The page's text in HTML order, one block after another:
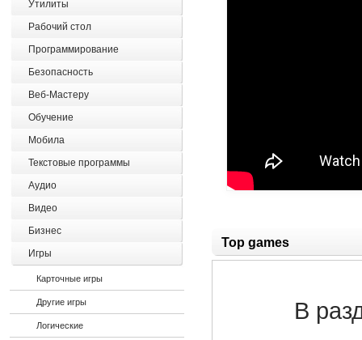
Утилиты
Рабочий стол
Программирование
Безопасность
Веб-Мастеру
Обучение
Мобила
Текстовые программы
Аудио
Видео
Бизнес
Игры
Карточные игры
Другие игры
Логические
Top games
В